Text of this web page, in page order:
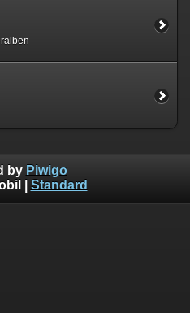
by Piwigo
Standard